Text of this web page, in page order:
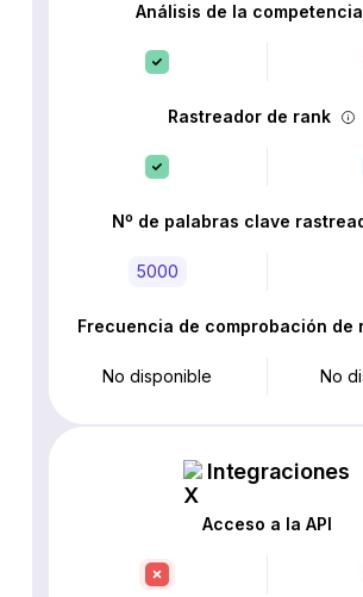
Análisis de la competencia
Rastreador de rank
Nº de palabras clave
5000
Frecuencia de comprobación de
No disponible No
Integraciones
Acceso a la API